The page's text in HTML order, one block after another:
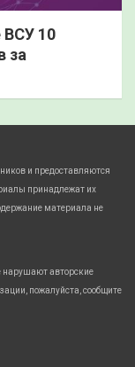
ВСУ 10
за
и предоставляются
принадлежат их
материала не
нарушают авторские
пожалуйста, сообщите